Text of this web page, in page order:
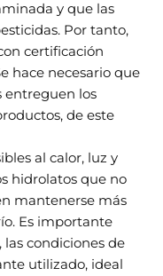
y que las
Por tanto,
certificación
hace necesario que
entreguen los
de este
al calor, luz y
hidrolatos que no
mantenerse más
Es importante
condiciones de
utilizado, ideal